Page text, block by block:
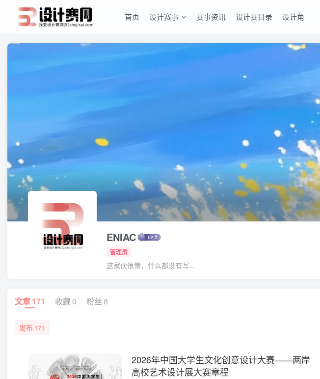
首页 设计赛事 赛事资讯 设计赛目录 设计角
ENIAC
管理员
这家伙很懒，什么都没有写...
文章171 收藏0 粉丝8
发布 171
2026年中国大学生文化创意设计大赛——两岸
高校艺术设计展大赛章程